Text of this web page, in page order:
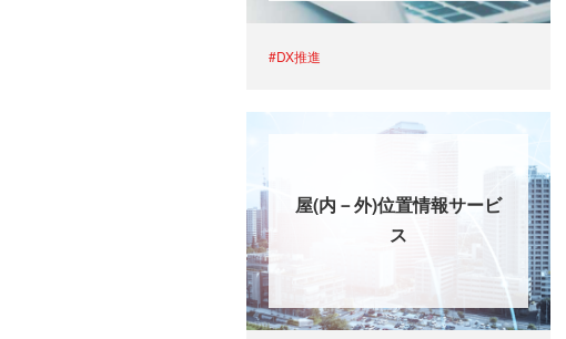
#DX推進
屋(内－外)位置情報サービ
ス